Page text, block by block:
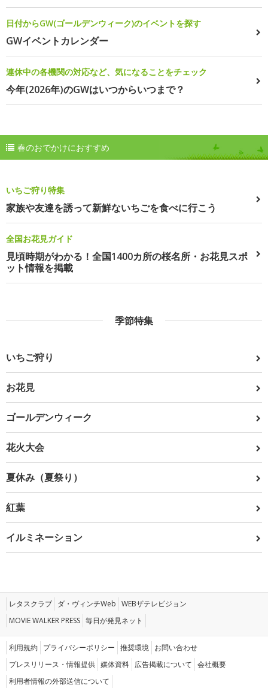
日付からGW(ゴールデンウィーク)のイベントを探す
GWイベントカレンダー
連休中の各機関の対応など、気になることをチェック
今年(2026年)のGWはいつからいつまで？
春のおでかけにおすすめ
いちご狩り特集
家族や友達を誘って新鮮ないちごを食べに行こう
全国お花見ガイド
見頃時期がわかる！全国1400カ所の桜名所・お花見スポ
ット情報を掲載
季節特集
いちご狩り
お花見
ゴールデンウィーク
花火大会
夏休み（夏祭り）
紅葉
イルミネーション
レタスクラブ ダ・ヴィンチWeb WEBザテレビジョン
MOVIE WALKER PRESS 毎日が発見ネット
利用規約 プライバシーポリシー 推奨環境 お問い合わせ
プレスリリース・情報提供 媒体資料 広告掲載について 会社概要
利用者情報の外部送信について